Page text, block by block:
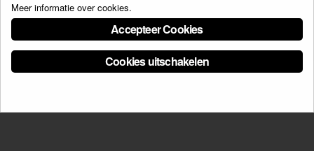
© Copyright - Franciscus Huis Weert B.V. - webdesign:
Meer informatie over cookies.
Accepteer Cookies
Cookies uitschakelen